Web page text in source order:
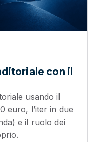
con il
usando il
euro, l’iter in due
e il ruolo dei